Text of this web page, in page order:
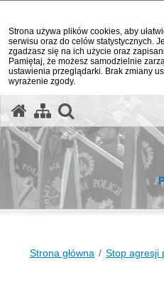
Strona używa plików cookies, aby
serwisu oraz do celów statystycznych.
zgadzasz się na ich użycie oraz
Pamiętaj, że możesz samodzielnie
ustawienia przeglądarki. Brak zmiany
wyrażenie zgody.
Strona główna Stop agresji